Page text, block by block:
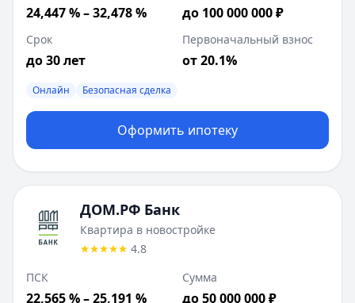
24,447 % – 32,478 % до 100 000 000 ₽
Срок
до 30 лет
Первоначальный взнос
от 20.1%
Онлайн Безопасная сделка
Оформить ипотеку
ДОМ.РФ Банк
Квартира в новостройке
4.8
ПСК
22,565 % – 25,191 %
Сумма
до 50 000 000 ₽